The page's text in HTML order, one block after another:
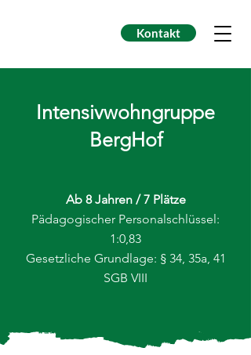
Kontakt
Intensivwohngruppe
BergHof
Ab 8 Jahren / 7 Plätze
Pädagogischer Personalschlüssel:
1:0,83
Gesetzliche Grundlage: § 34, 35a, 41
SGB VIII